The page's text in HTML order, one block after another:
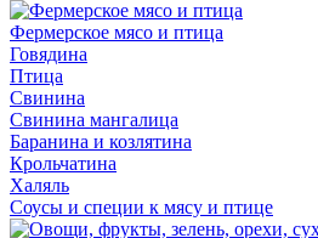
Фермерское мясо и птица
Говядина
Птица
Свинина
Свинина мангалица
Баранина и козлятина
Крольчатина
Халяль
Соусы и специи к мясу и птице